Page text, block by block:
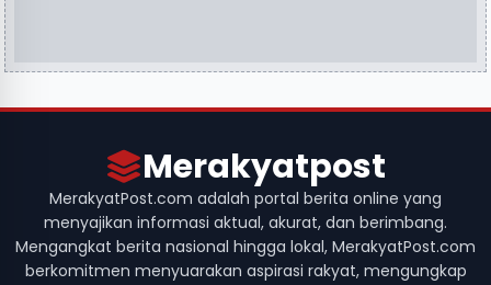
Merakyatpost
MerakyatPost.com adalah portal berita online yang
menyajikan informasi aktual, akurat, dan berimbang.
Mengangkat berita nasional hingga lokal, MerakyatPost.com
berkomitmen menyuarakan aspirasi rakyat, mengungkap